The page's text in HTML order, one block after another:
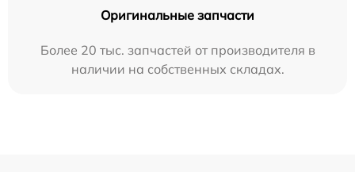
Оригинальные запчасти
Более 20 тыс. запчастей от производителя в
наличии на собственных складах.